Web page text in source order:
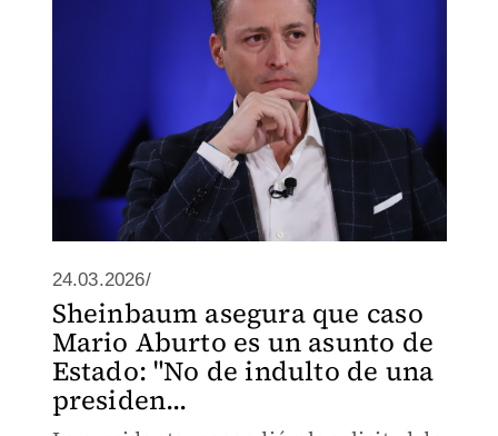
24.03.2026/
Sheinbaum asegura que caso
Mario Aburto es un asunto de
Estado: "No de indulto de una
presiden...